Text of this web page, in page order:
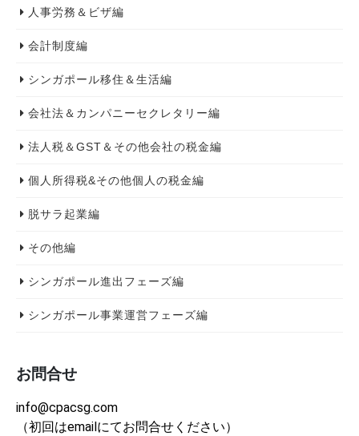
人事労務＆ビザ編
会計制度編
シンガポール移住＆生活編
会社法＆カンパニーセクレタリー編
法人税＆GST＆その他会社の税金編
個人所得税&その他個人の税金編
脱サラ起業編
その他編
シンガポール進出フェーズ編
シンガポール事業運営フェーズ編
お問合せ
info@cpacsg.com
（初回はemailにてお問合せください）